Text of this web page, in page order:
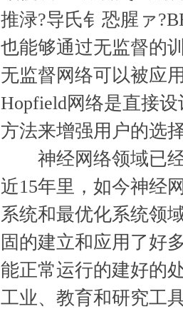
推渌?导氏钅恐腥ァ
也能够通过无监督的
无监督网络可以被应
Hopfield网络是直接
方法来增强用户的选
神经网络领域已经
近15年里，如今神经
系统和最优化系统领
固的建立和应用了好
能正常运行的建好的
工业、教育和研究工